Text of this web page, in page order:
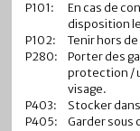
P101:
En cas de
disposition
P102:
Tenir hors
P280:
Porter des
protection /
visage.
P403:
Stocker
P405:
Garder sous